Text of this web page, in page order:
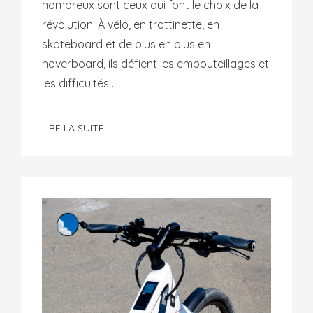
nombreux sont ceux qui font le choix de la
révolution. À vélo, en trottinette, en
skateboard et de plus en plus en
hoverboard, ils défient les embouteillages et
les difficultés ...
LIRE LA SUITE